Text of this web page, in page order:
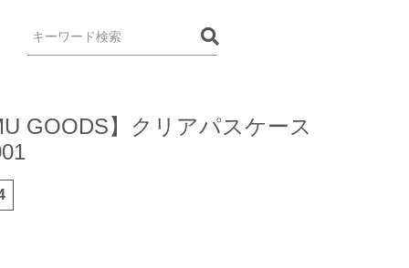
GOODS】クリアパスケース